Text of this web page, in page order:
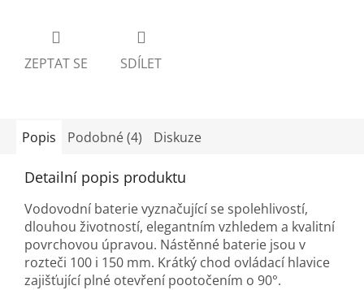
ZEPTAT SE SDÍLET
Popis Podobné (4) Diskuze
Detailní popis produktu
Vodovodní baterie vyznačující se spolehlivostí,
dlouhou životností, elegantním vzhledem a kvalitní
povrchovou úpravou. Nástěnné baterie jsou v
rozteči 100 i 150 mm. Krátký chod ovládací hlavice
zajišťující plné otevření pootočením o 90°.